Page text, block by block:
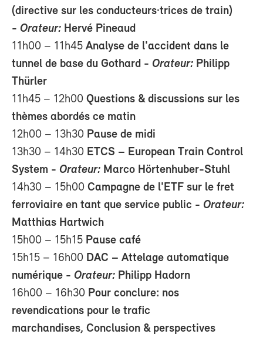
(directive sur les conducteurs·trices de train)
- Orateur: Hervé Pineaud
11h00 – 11h45 Analyse de l'accident dans le
tunnel de base du Gothard - Orateur: Philipp
Thürler
11h45 – 12h00 Questions & discussions sur les
thèmes abordés ce matin
12h00 – 13h30 Pause de midi
13h30 – 14h30 ETCS – European Train Control
System - Orateur: Marco Hörtenhuber-Stuhl
14h30 – 15h00 Campagne de l'ETF sur le fret
ferroviaire en tant que service public - Orateur:
Matthias Hartwich
15h00 – 15h15 Pause café
15h15 – 16h00 DAC – Attelage automatique
numérique - Orateur: Philipp Hadorn
16h00 – 16h30 Pour conclure: nos
revendications pour le trafic
marchandises, Conclusion & perspectives